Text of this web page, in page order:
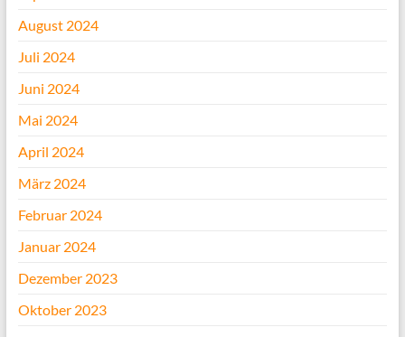
August 2024
Juli 2024
Juni 2024
Mai 2024
April 2024
März 2024
Februar 2024
Januar 2024
Dezember 2023
Oktober 2023